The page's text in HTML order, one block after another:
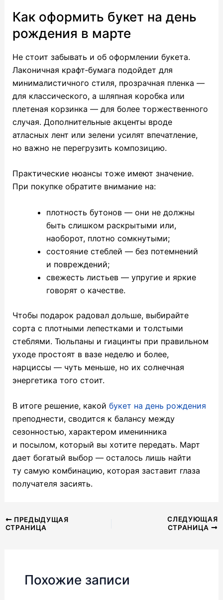
Как оформить букет на день
рождения в марте
Не стоит забывать и об оформлении букета.
Лаконичная крафт‑бумага подойдет для
минималистичного стиля, прозрачная пленка —
для классического, а шляпная коробка или
плетеная корзинка — для более торжественного
случая. Дополнительные акценты вроде
атласных лент или зелени усилят впечатление,
но важно не перегрузить композицию.
Практические нюансы тоже имеют значение.
При покупке обратите внимание на:
плотность бутонов — они не должны
быть слишком раскрытыми или,
наоборот, плотно сомкнутыми;
состояние стеблей — без потемнений
и повреждений;
свежесть листьев — упругие и яркие
говорят о качестве.
Чтобы подарок радовал дольше, выбирайте
сорта с плотными лепестками и толстыми
стеблями. Тюльпаны и гиацинты при правильном
уходе простоят в вазе неделю и более,
нарциссы — чуть меньше, но их солнечная
энергетика того стоит.
В итоге решение, какой букет на день рождения
преподнести, сводится к балансу между
сезонностью, характером именинника
и посылом, который вы хотите передать. Март
дает богатый выбор — осталось лишь найти
ту самую комбинацию, которая заставит глаза
получателя засиять.
Навигация
по
ПРЕДЫДУЩАЯ
СТРАНИЦА
СЛЕДУЮЩАЯ
СТРАНИЦА
Похожие записи